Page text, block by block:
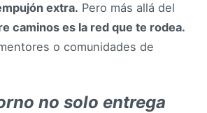
extra. Pero más allá del
caminos es la red que te rodea.
o comunidades de
no solo entrega